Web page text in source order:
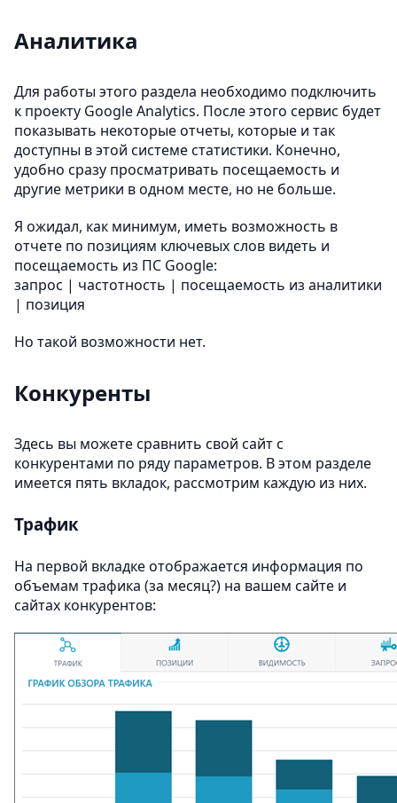
Аналитика
Для работы этого раздела необходимо подключить
к проекту Google Analytics. После этого сервис будет
показывать некоторые отчеты, которые и так
доступны в этой системе статистики. Конечно,
удобно сразу просматривать посещаемость и
другие метрики в одном месте, но не больше.
Я ожидал, как минимум, иметь возможность в
отчете по позициям ключевых слов видеть и
посещаемость из ПС Google:
запрос | частотность | посещаемость из аналитики
| позиция
Но такой возможности нет.
Конкуренты
Здесь вы можете сравнить свой сайт с
конкурентами по ряду параметров. В этом разделе
имеется пять вкладок, рассмотрим каждую из них.
Трафик
На первой вкладке отображается информация по
объемам трафика (за месяц?) на вашем сайте и
сайтах конкурентов: